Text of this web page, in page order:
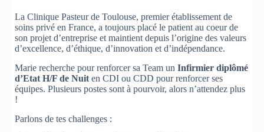
La Clinique Pasteur de Toulouse, premier établissement de
soins privé en France, a toujours placé le patient au coeur de
son projet d’entreprise et maintient depuis l’origine des valeurs
d’excellence, d’éthique, d’innovation et d’indépendance.
Marie recherche pour renforcer sa Team un Infirmier diplômé
d’Etat H/F de Nuit en CDI ou CDD pour renforcer ses
équipes. Plusieurs postes sont à pourvoir, alors n’attendez plus
!
Parlons de tes challenges :